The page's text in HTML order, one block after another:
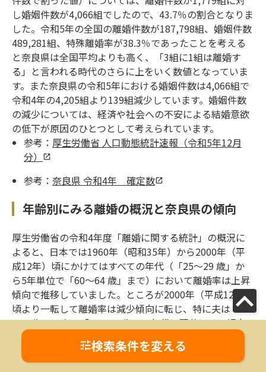
し婚姻件数が4,066組でしたので、43.7％の割合となりま
した。令和5年の全国の離婚件数が187,798組、婚姻件数
489,281組、特殊離婚率が38.3％であったことを考える
と奈良県は全国平均よりも高く、「3組に1組は離婚す
る」と言われる時代のさらに上をいく数値となっていま
す。また奈良県の令和5年における婚姻件数は4,066組で
令和4年の4,205組より139組減少しています。婚姻件数
の減少については、経済や社会への不安による結婚意欲
の低下が原因のひとつとして考えられています。
参考： 厚生労働省 人口動態統計速報（令和5年12月
分）
参考：奈良県 令和4年 確定数
年齢別にみる離婚の概況と奈良県の傾向
厚生労働省の令和4年度「離婚に関する統計」の概況に
よると、日本では1960年（昭和35年）から2000年（平
成12年）頃にかけてはすべての年代（「25～29 歳」か
ら5年単位で「60～64 歳」まで）において離婚率は上昇
傾向で推移していました。ところが2000年（平成12年）
頃より一転して離婚率は減少傾向に転じ、特に夫は「30
～34歳」、妻は「25～29 歳」の年代に顕著にその傾向
が表れています。この年代は当時いわゆる「就職氷河
期」に直面していた年代であり、男女ともに非正規雇用
の労働者の割合が高かった年代です。離婚を視野に入れ
検索条件を変える